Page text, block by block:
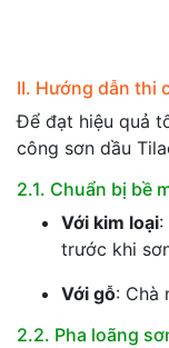
II. Hướng dẫn thi
Để đạt hiệu quả
công sơn dầu
2.1. Chuẩn bị bề
Với kim loại:
trước khi
Với gỗ: Chà
2.2. Pha loãng